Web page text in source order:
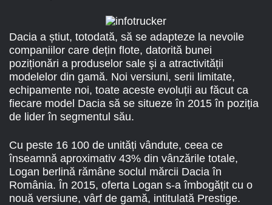
Dacia a știut, totodată, să se adapteze la nevoile
companiilor care dețin flote, datorită bunei
poziționări a produselor sale şi a atractivității
modelelor din gamă. Noi versiuni, serii limitate,
echipamente noi, toate aceste evoluții au făcut ca
fiecare model Dacia să se situeze în 2015 în poziția
de lider în segmentul său.
Cu peste 16 100 de unități vândute, ceea ce
înseamnă aproximativ 43% din vânzările totale,
Logan berlină rămâne soclul mărcii Dacia în
România. În 2015, oferta Logan s-a îmbogățit cu o
nouă versiune, vârf de gamă, intitulată Prestige.